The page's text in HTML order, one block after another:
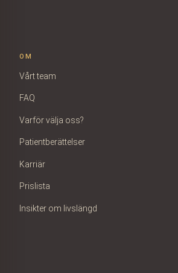
OM
Vårt team
FAQ
Varför välja oss?
Patientberättelser
Karriär
Prislista
Insikter om livslängd